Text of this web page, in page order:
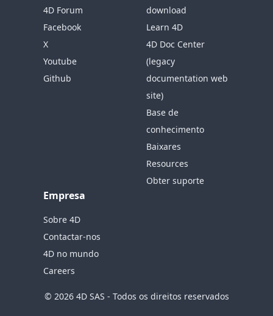
4D Forum
Facebook
X
Youtube
Github
download
Learn 4D
4D Doc Center
(legacy
documentation web
site)
Base de
conhecimento
Baixares
Resources
Obter suporte
Empresa
Sobre 4D
Contactar-nos
4D no mundo
Careers
© 2026 4D SAS - Todos os direitos reservados